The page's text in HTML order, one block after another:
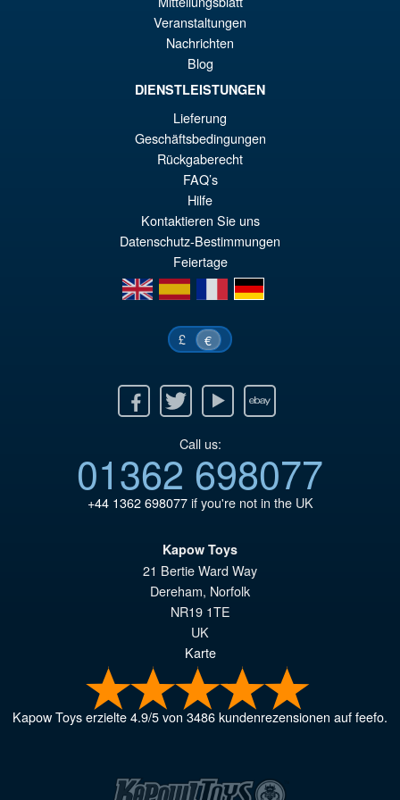
Turtles Savanti Romero (
Mirage Comics )
IN DEN WARENKORB
Veranstaltungen
Nachrichten
Blog
DIENSTLEISTUNGEN
Lieferung
Geschäftsbedingungen
Rückgaberecht
FAQ’s
Hilfe
Kontaktieren Sie uns
Datenschutz-Bestimmungen
Feiertage
en
es fr de
£ €
Twitter Youtube Ebay
Call us:
01362 698077
+44 1362 698077if you're not in the UK
Kapow Toys
21 Bertie Ward Way
Dereham, Norfolk
NR19 1TE
UK
Karte
Kapow Toyserzielte4.9/5von3486kundenrezensionen auf feefo.